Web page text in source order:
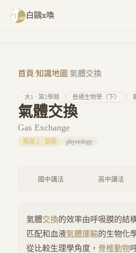
跳至主要內容
白鷗x喚
首頁/知識地圖/氣體交換
大1 · 第2學期 普通生物學（下）
氣體交換
Gas Exchange
難度 2 · 基礎 physiology
國中講法 高中講法
氣體交換的效率由呼吸膜的結
匹配和血液氣體運輸的生物化
從比較生理學角度， 脊椎動物